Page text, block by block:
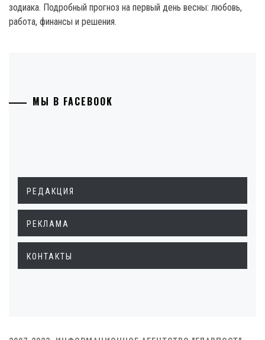
зодиака. Подробный прогноз на первый день весны: любовь,
работа, финансы и решения.
МЫ В FACEBOOK
РЕДАКЦИЯ
РЕКЛАМА
КОНТАКТЫ